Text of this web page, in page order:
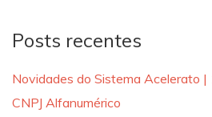
Posts recentes
Novidades do Sistema Acelerato
CNPJ Alfanumérico